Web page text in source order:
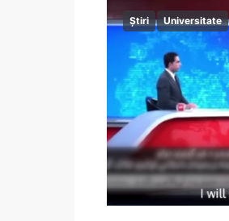
Știri Universitate